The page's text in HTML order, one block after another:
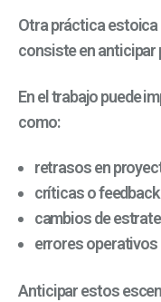
Otra práctica estoica
consiste en anticipar
En el trabajo puede
como:
retrasos en
críticas o
cambios de
errores operativos
Anticipar estos